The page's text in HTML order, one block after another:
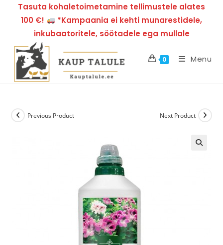
Tasuta kohaletoimetamine tellimustele alates
100 €!
*Kampaania ei kehti munarestidele,
inkubaatoritele, söötadele ega mullale
0 Menu
Previous Product Next Product